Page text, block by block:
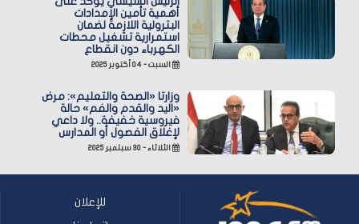
أهمية تأمين الإمدادات
البترولية اللازمة لضمان
استمرارية تشغيل محطات
الكهرباء دون انقطاع
السبت - ٠٤ أكتوبر ٢٠٢٥
وزارتا «الصحة والتعليم»: مرض
«اليد والقدم والفم» حالة
فيروسية خفيفة.. ولا داعي
لإغلاق الفصول أو المدارس
الثلاثاء - ٣٠ سبتمبر ٢٠٢٥
للإعلان